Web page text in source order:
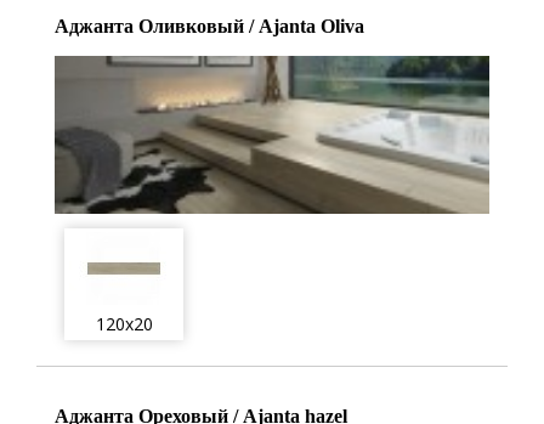
Аджанта Оливковый / Ajanta Oliva
120x20
Аджанта Ореховый / Ajanta hazel